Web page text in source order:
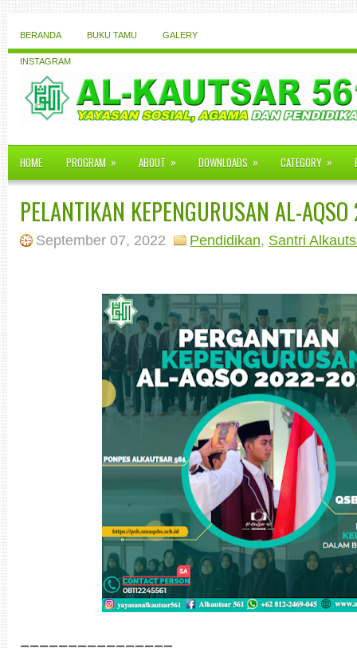
BERANDA BUKU TAMU GALERY
INSTAGRAM
HOME PROGRAM » ABOUT » DOWNLOADS » CATEGORY »
PELANTIKAN KEPENGURUSAN AL-
September 07, 2022 Pendidikan, Santri